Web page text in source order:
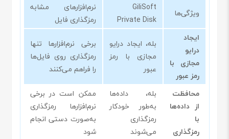
ویژگی‌ها
GiliSoft
Private Disk
نرم‌افزارهای مشابه
رمزگذاری فایل
ایجاد
درایو
مجازی با
رمز عبور
بله، ایجاد درایو
مجازی با رمز
عبور
برخی نرم‌افزارها تنها
رمزگذاری روی فایل‌ها
را فراهم می‌کنند
محافظت
از داده‌ها
با
رمزگذاری
بله، داده‌ها
به‌طور خودکار
رمزگذاری
می‌شوند
ممکن است در برخی
نرم‌افزارها رمزگذاری
به‌صورت دستی انجام
شود